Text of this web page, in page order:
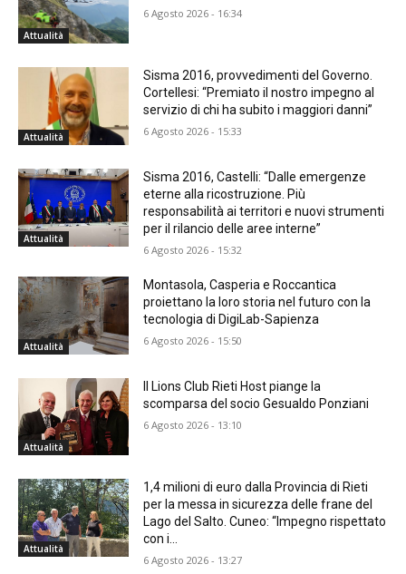
Attualità
6 Agosto 2026 - 16:34
Attualità
Sisma 2016, provvedimenti del Governo.
Cortellesi: “Premiato il nostro impegno al
servizio di chi ha subito i maggiori danni”
6 Agosto 2026 - 15:33
Attualità
Sisma 2016, Castelli: “Dalle emergenze
eterne alla ricostruzione. Più
responsabilità ai territori e nuovi strumenti
per il rilancio delle aree interne”
6 Agosto 2026 - 15:32
Attualità
Montasola, Casperia e Roccantica
proiettano la loro storia nel futuro con la
tecnologia di DigiLab-Sapienza
6 Agosto 2026 - 15:50
Attualità
Il Lions Club Rieti Host piange la
scomparsa del socio Gesualdo Ponziani
6 Agosto 2026 - 13:10
Attualità
1,4 milioni di euro dalla Provincia di Rieti
per la messa in sicurezza delle frane del
Lago del Salto. Cuneo: “Impegno rispettato
con i...
6 Agosto 2026 - 13:27